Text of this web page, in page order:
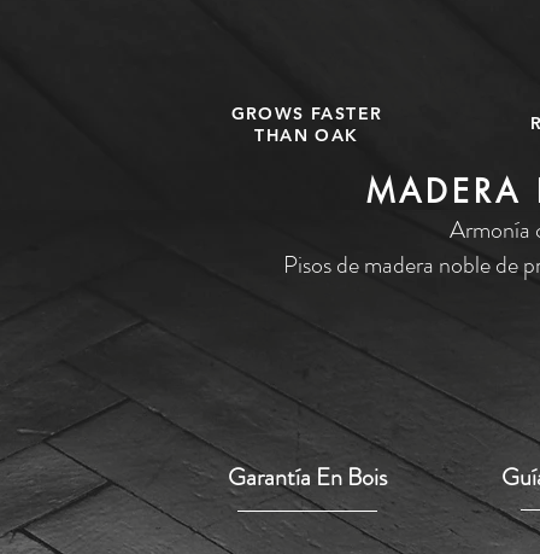
GROWS FASTER
THAN OAK
MADERA
Armonía
Pisos de madera noble de
Garantía En Bois